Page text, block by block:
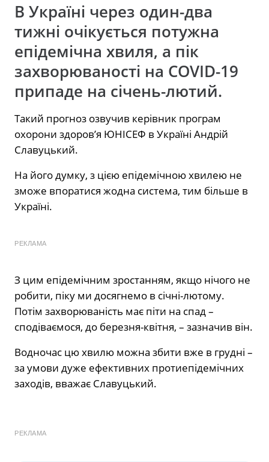
В Україні через один-два
тижні очікується потужна
епідемічна хвиля, а пік
захворюваності на COVID-19
припаде на січень-лютий.
Такий прогноз озвучив керівник програм
охорони здоров’я ЮНІСЕФ в Україні Андрій
Славуцький.
На його думку, з цією епідемічною хвилею не
зможе впоратися жодна система, тим більше в
Україні.
РЕКЛАМА
З цим епідемічним зростанням, якщо нічого не
робити, піку ми досягнемо в січні-лютому.
Потім захворюваність має піти на спад –
сподіваємося, до березня-квітня, – зазначив він.
Водночас цю хвилю можна збити вже в грудні –
за умови дуже ефективних протиепідемічних
заходів, вважає Славуцький.
РЕКЛАМА